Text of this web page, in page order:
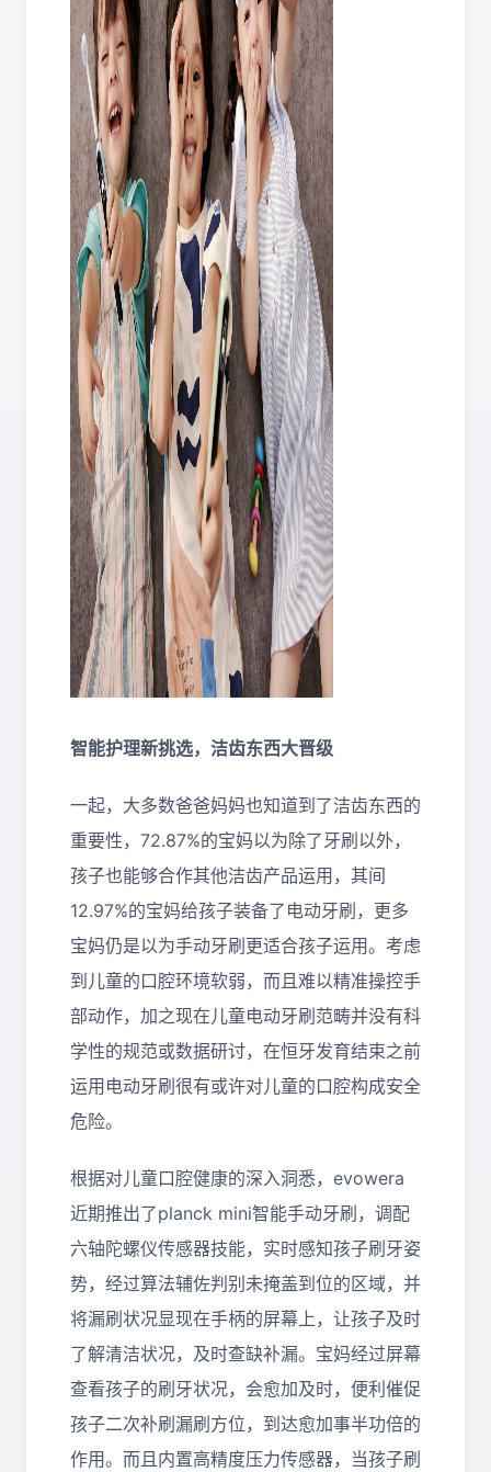
智能护理新挑选， 洁齿东西大晋级
一起，大多数爸爸妈妈也知道到了洁齿东西的
重要性，72.87%的宝妈以为除了牙刷以外，
孩子也能够合作其他洁齿产品运用，其间
12.97%的宝妈给孩子装备了电动牙刷，更多
宝妈仍是以为手动牙刷更适合孩子运用。考虑
到儿童的口腔环境软弱，而且难以精准操控手
部动作，加之现在儿童电动牙刷范畴并没有科
学性的规范或数据研讨，在恒牙发育结束之前
运用电动牙刷很有或许对儿童的口腔构成安全
危险。
根据对儿童口腔健康的深入洞悉，evowera
近期推出了planck mini智能手动牙刷，调配
六轴陀螺仪传感器技能，实时感知孩子刷牙姿
势，经过算法辅佐判别未掩盖到位的区域，并
将漏刷状况显现在手柄的屏幕上，让孩子及时
了解清洁状况，及时查缺补漏。宝妈经过屏幕
查看孩子的刷牙状况，会愈加及时，便利催促
孩子二次补刷漏刷方位，到达愈加事半功倍的
作用。而且内置高精度压力传感器，当孩子刷